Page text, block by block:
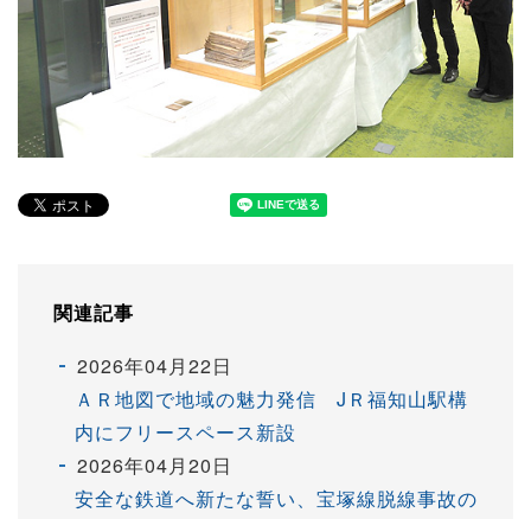
関連記事
2026年04月22日
ＡＲ地図で地域の魅力発信 JＲ福知山駅構
内にフリースペース新設
2026年04月20日
安全な鉄道へ新たな誓い、宝塚線脱線事故の